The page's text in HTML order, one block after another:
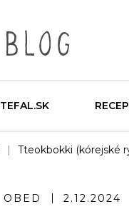
TEFAL.SK
Tteokbokki (kórejské
OBED 2.12.2024